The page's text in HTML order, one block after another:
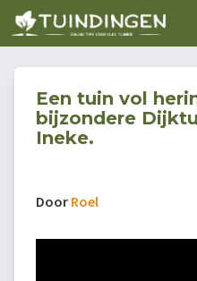
Een tuin vol
bijzondere
Ineke.
Door Roel